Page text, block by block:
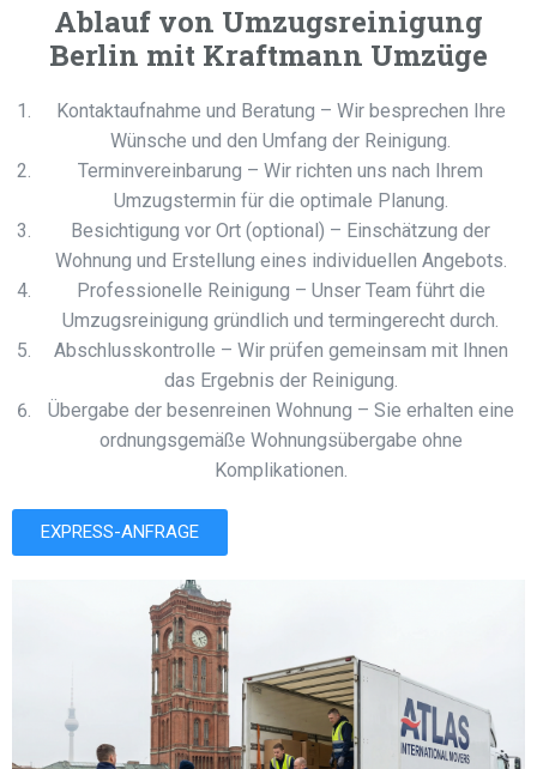
Ablauf von Umzugsreinigung
Berlin mit Kraftmann Umzüge
Kontaktaufnahme und Beratung – Wir besprechen Ihre
Wünsche und den Umfang der Reinigung.
Terminvereinbarung – Wir richten uns nach Ihrem
Umzugstermin für die optimale Planung.
Besichtigung vor Ort (optional) – Einschätzung der
Wohnung und Erstellung eines individuellen Angebots.
Professionelle Reinigung – Unser Team führt die
Umzugsreinigung gründlich und termingerecht durch.
Abschlusskontrolle – Wir prüfen gemeinsam mit Ihnen
das Ergebnis der Reinigung.
Übergabe der besenreinen Wohnung – Sie erhalten eine
ordnungsgemäße Wohnungsübergabe ohne
Komplikationen.
EXPRESS-ANFRAGE